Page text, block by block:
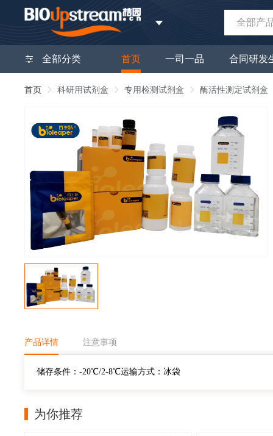
全部产
全部分类 首页 一司一品 合同研发
首页 科研用试剂盒 专用检测试剂盒 酶活性测定试剂盒
产品详情 注意事项
储存条件：-20℃/2-8℃运输方式：冰袋
为你推荐